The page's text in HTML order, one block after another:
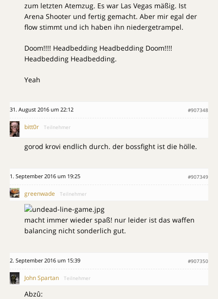
zum letzten Atemzug. Es war Las Vegas mäßig. Ist
Arena Shooter und fertig gemacht. Aber mir egal der
flow stimmt und ich haben ihn niedergetrampel.
Doom!!!! Headbedding Headbedding Doom!!!!
Headbedding Headbedding.
Yeah
31. August 2016 um 22:12 #907348
bitt0r Teilnehmer
gorod krovi endlich durch. der bossfight ist die hölle.
1. September 2016 um 19:25 #907349
greenwade Teilnehmer
macht immer wieder spaß! nur leider ist das waffen
balancing nicht sonderlich gut.
2. September 2016 um 15:39 #907350
John Spartan Teilnehmer
Abzû: